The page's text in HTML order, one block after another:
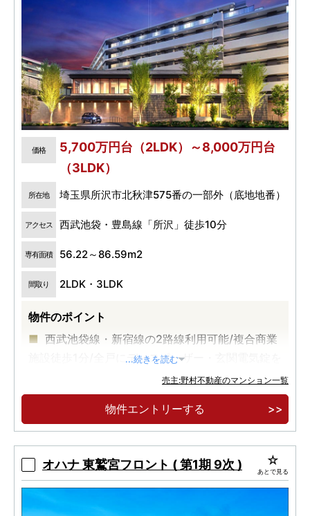
価格
5,700万円台（2LDK）～8,000万円台
（3LDK）
所在地 埼玉県所沢市北秋津575番の一部外（底地地番）
アクセス 西武池袋・豊島線「所沢」徒歩10分
専有面積 56.22～86.59m2
間取り 2LDK・3LDK
物件のポイント
西武池袋線・新宿線の2路線利用可能/複合商業
施設徒歩1分/全戸にディスポーザー・玄関電気錠を
「所沢」駅徒歩10分に、全303邸の大規模マン
...続きを読む
売主:野村不動産のマンション一覧
物件エントリーする
オハナ 東鷲宮フロント ( 第1期 9次 ) あとで見る